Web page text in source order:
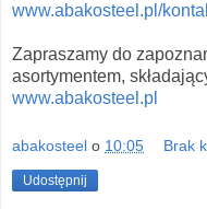
www.abakosteel.pl/
Zapraszamy do
asortymentem,
www.abakosteel.pl
abakosteel o 10:05 Brak
Udostępnij